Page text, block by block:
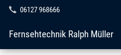
06127 968666
Fernsehtechnik Ralph Müller